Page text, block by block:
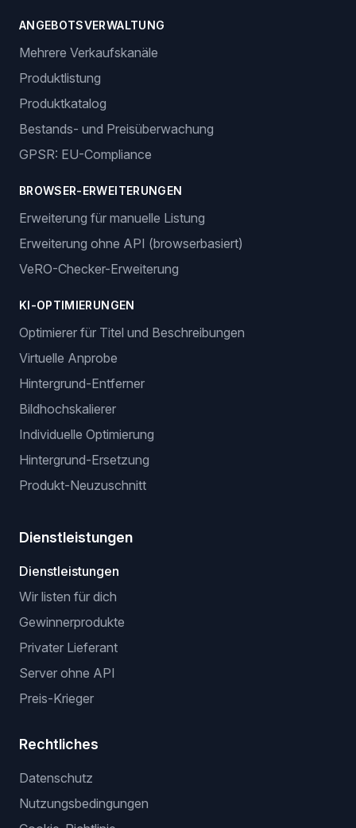
ANGEBOTSVERWALTUNG
Mehrere Verkaufskanäle
Produktlistung
Produktkatalog
Bestands- und Preisüberwachung
GPSR: EU-Compliance
BROWSER-ERWEITERUNGEN
Erweiterung für manuelle Listung
Erweiterung ohne API (browserbasiert)
VeRO-Checker-Erweiterung
KI-OPTIMIERUNGEN
Optimierer für Titel und Beschreibungen
Virtuelle Anprobe
Hintergrund-Entferner
Bildhochskalierer
Individuelle Optimierung
Hintergrund-Ersetzung
Produkt-Neuzuschnitt
Dienstleistungen
Dienstleistungen
Wir listen für dich
Gewinnerprodukte
Privater Lieferant
Server ohne API
Preis-Krieger
Rechtliches
Datenschutz
Nutzungsbedingungen